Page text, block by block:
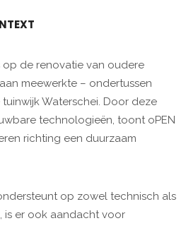
de renovatie van oudere
meewerkte – ondertussen
Waterschei. Door deze
technologieën, toont oPEN
richting een duurzaam
op zowel technisch als
is er ook aandacht voor